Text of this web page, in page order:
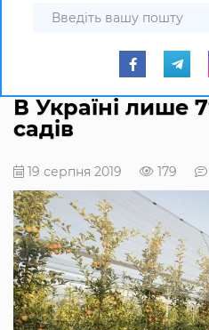
В Україні лише
садів
19 серпня 2019 179